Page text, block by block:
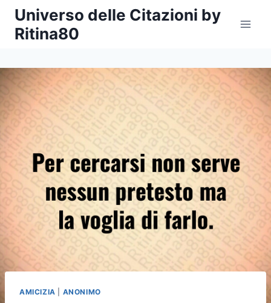
Salta
contenuto
Universo delle Citazioni by
Ritina80
AMICIZIA ANONIMO